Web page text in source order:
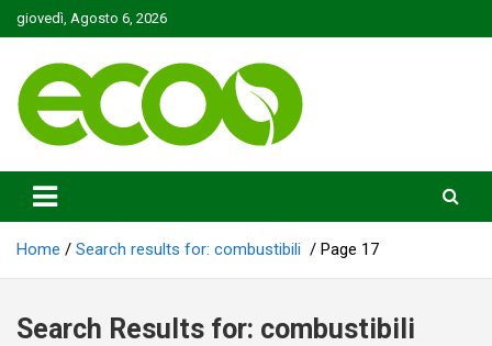
Skip
to
giovedì, Agosto 6, 2026
Ecoo.it
Home Search results for: combustibili Page 17
Search Results for: combustibili